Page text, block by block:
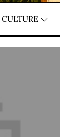
CULTURE